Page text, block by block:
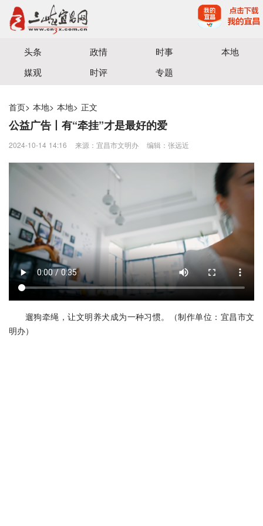
宜昌三峡融媒体中心主办
头条 政情 时事
本地
媒观
时评 专题
首页> 本地> 本地> 正文
公益广告丨有“牵挂”才是最好的爱
2024-10-14 14:16 来源：宜昌市文明办 编辑：张远近
遛狗牵绳，让文明养犬成为一种习惯。（制作单位：宜昌市文
明办）